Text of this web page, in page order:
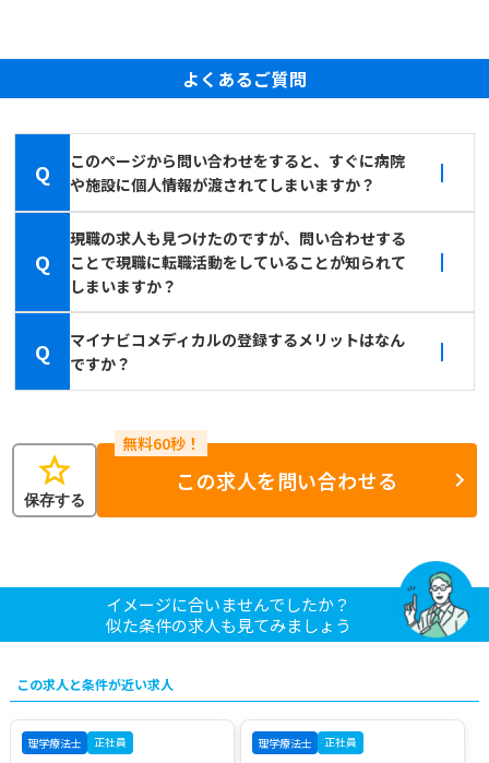
よくあるご質問
Q
このページから問い合わせをすると、すぐに病院
や施設に個人情報が渡されてしまいますか？
Q
現職の求人も見つけたのですが、問い合わせする
ことで現職に転職活動をしていることが知られて
しまいますか？
Q
マイナビコメディカルの登録するメリットはなん
ですか？
star
保存する
この求人を問い合わせる
イメージに合いませんでしたか？
似た条件の求人も見てみましょう
この求人と条件が近い求人
理学療法士 正社員 理学療法士 正社員